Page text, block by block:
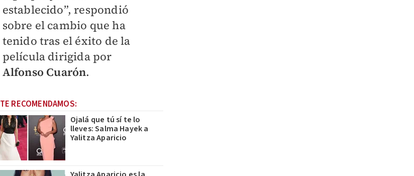
establecido”, respondió
sobre el cambio que ha
tenido tras el éxito de la
película dirigida por
Alfonso Cuarón.
TE RECOMENDAMOS:
Ojalá que tú sí te lo
lleves: Salma Hayek a
Yalitza Aparicio